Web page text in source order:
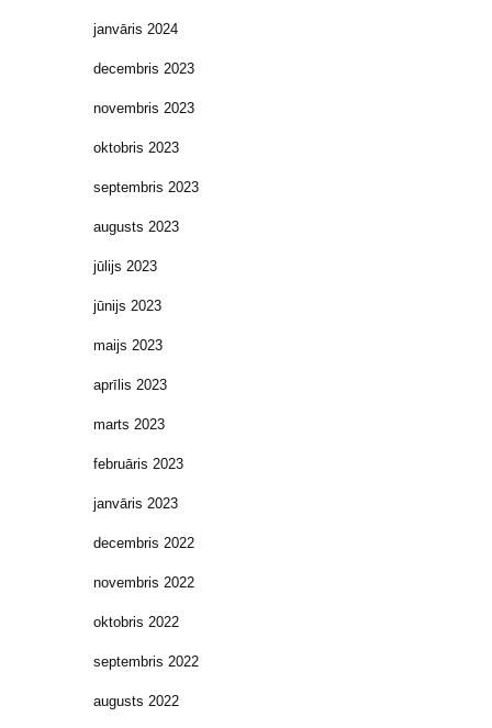
janvāris 2024
decembris 2023
novembris 2023
oktobris 2023
septembris 2023
augusts 2023
jūlijs 2023
jūnijs 2023
maijs 2023
aprīlis 2023
marts 2023
februāris 2023
janvāris 2023
decembris 2022
novembris 2022
oktobris 2022
septembris 2022
augusts 2022